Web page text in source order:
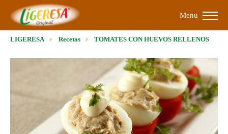
Menu
LIGERESA Recetas TOMATES CON HUEVOS RELLENOS